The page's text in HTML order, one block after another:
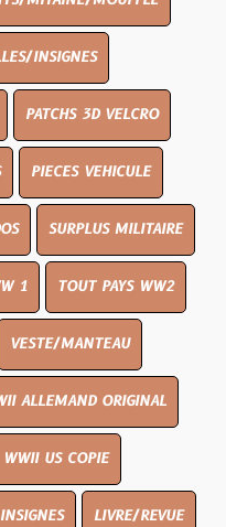
INSIGNES
PATCHS 3D VELCRO
PIECES VEHICULE
SURPLUS MILITAIRE
1 TOUT PAYS WW2
VESTE/MANTEAU
ALLEMAND ORIGINAL
WWII US COPIE
LIVRE/REVUE